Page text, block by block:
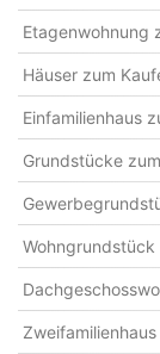
Etagenwohnung
Häuser zum
Einfamilienhaus
Grundstücke
Wohngrundstück